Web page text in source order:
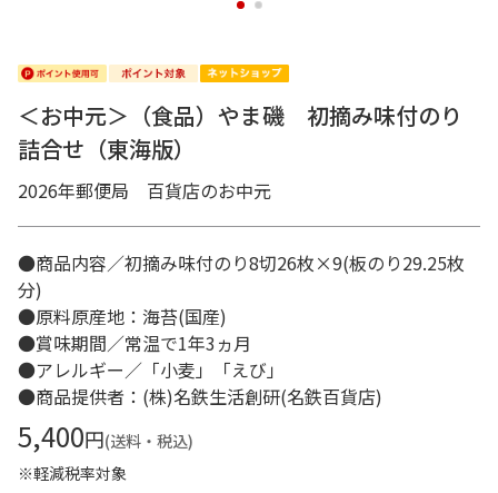
1 2
＜お中元＞（食品）やま磯 初摘み味付のり
詰合せ（東海版）
2026年郵便局 百貨店のお中元
●商品内容／初摘み味付のり8切26枚×9(板のり29.25枚
分)
●原料原産地：海苔(国産)
●賞味期間／常温で1年3ヵ月
●アレルギー／「小麦」「えび」
●商品提供者：(株)名鉄生活創研(名鉄百貨店)
5,400円(送料・税込)
※軽減税率対象